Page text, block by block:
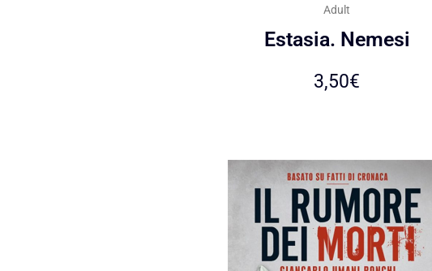
Adult
Estasia. Nemesi
3,50€